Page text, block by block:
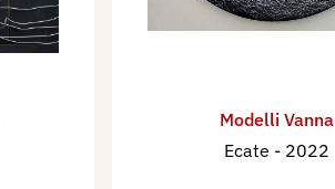
Modelli Vanna
Ecate - 2022